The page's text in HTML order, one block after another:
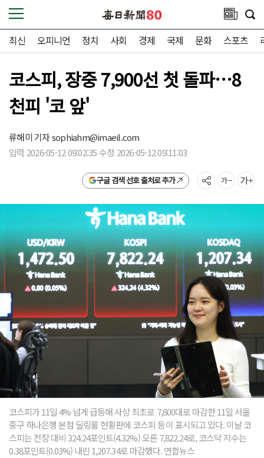
최신 오피니언 정치 사회 경제 국제 문화 스포츠
코스피, 장중 7,900선 첫 돌파…8
천피 '코 앞'
류해미 기자sophiahm@imaeil.com
입력 2026-05-12 09:02:35 수정 2026-05-12 09:11:03
구글 검색 선호 출처로 추가
코스피가 11일 4% 넘게 급등해 사상 최초로 7,800대로 마감한 11일 서울
중구 하나은행 본점 딜링룸 현황판에 코스피 등이 표시되고 있다. 이날 코
스피는 전장 대비 324.24포인트(4.32%) 오른 7,822.24로, 코스닥 지수는
0.38포인트(0.03%) 내린 1,207.34로 마감했다. 연합뉴스